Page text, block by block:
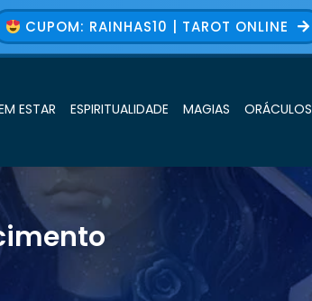
CUPOM: RAINHAS10 | TAROT ONLINE
ESTAR ESPIRITUALIDADE MAGIAS ORÁCULOS